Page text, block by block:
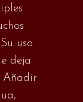
uso
deja
Añadir